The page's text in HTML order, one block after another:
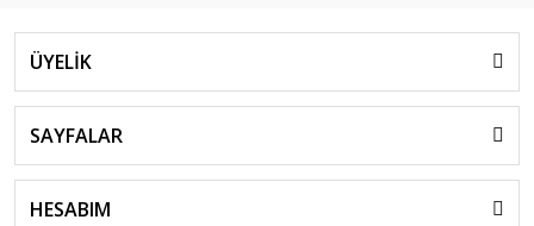
ÜYELİK
SAYFALAR
HESABIM